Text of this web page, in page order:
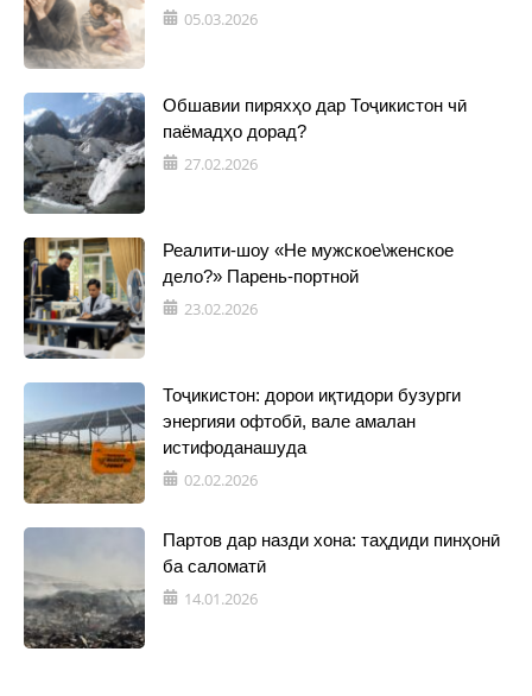
05.03.2026
Обшавии пиряхҳо дар Тоҷикистон чӣ
паёмадҳо дорад?
27.02.2026
Реалити-шоу «Не мужское\женское
дело?» Парень-портной
23.02.2026
Тоҷикистон: дорои иқтидори бузурги
энергияи офтобӣ, вале амалан
истифоданашуда
02.02.2026
Партов дар назди хона: таҳдиди пинҳонӣ
ба саломатӣ
14.01.2026